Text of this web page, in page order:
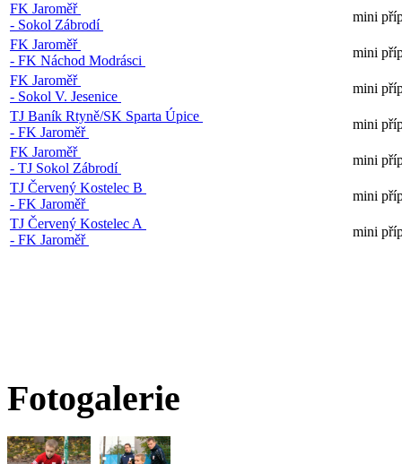
FK Jaroměř
- Sokol Zábrodí
mini
FK Jaroměř
- FK Náchod Modrásci
mini
FK Jaroměř
- Sokol V. Jesenice
mini
TJ Baník Rtyně/SK Sparta Úpice
- FK Jaroměř
mini
FK Jaroměř
- TJ Sokol Zábrodí
mini
TJ Červený Kostelec B
- FK Jaroměř
mini
TJ Červený Kostelec A
- FK Jaroměř
mini
Fotogalerie